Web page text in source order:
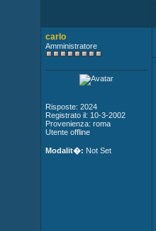
carlo
Amministratore
Risposte: 2024
Registrato il: 10-3-2002
Provenienza: roma
Utente offline
Modalit�: Not Set